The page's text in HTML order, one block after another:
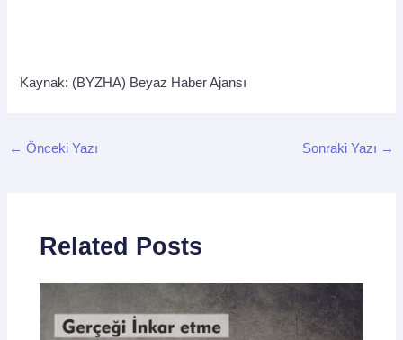
Kaynak: (BYZHA) Beyaz Haber Ajansı
← Önceki Yazı Sonraki Yazı →
Related Posts